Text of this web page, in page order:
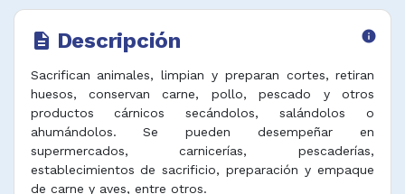
description Descripción info
Sacrifican animales, limpian y preparan cortes, retiran
huesos, conservan carne, pollo, pescado y otros
productos cárnicos secándolos, salándolos o
ahumándolos. Se pueden desempeñar en
supermercados, carnicerías, pescaderías,
establecimientos de sacrificio, preparación y empaque
de carne y aves, entre otros.